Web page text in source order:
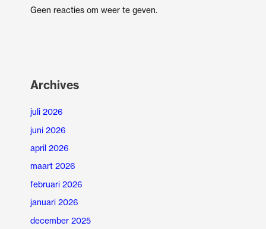
Geen reacties om weer te geven.
Archives
juli 2026
juni 2026
april 2026
maart 2026
februari 2026
januari 2026
december 2025